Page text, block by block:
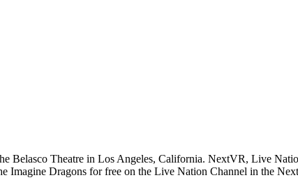
Theatre in Los Angeles, California. NextVR, Live
Imagine Dragons for free on the Live Nation Channel in the